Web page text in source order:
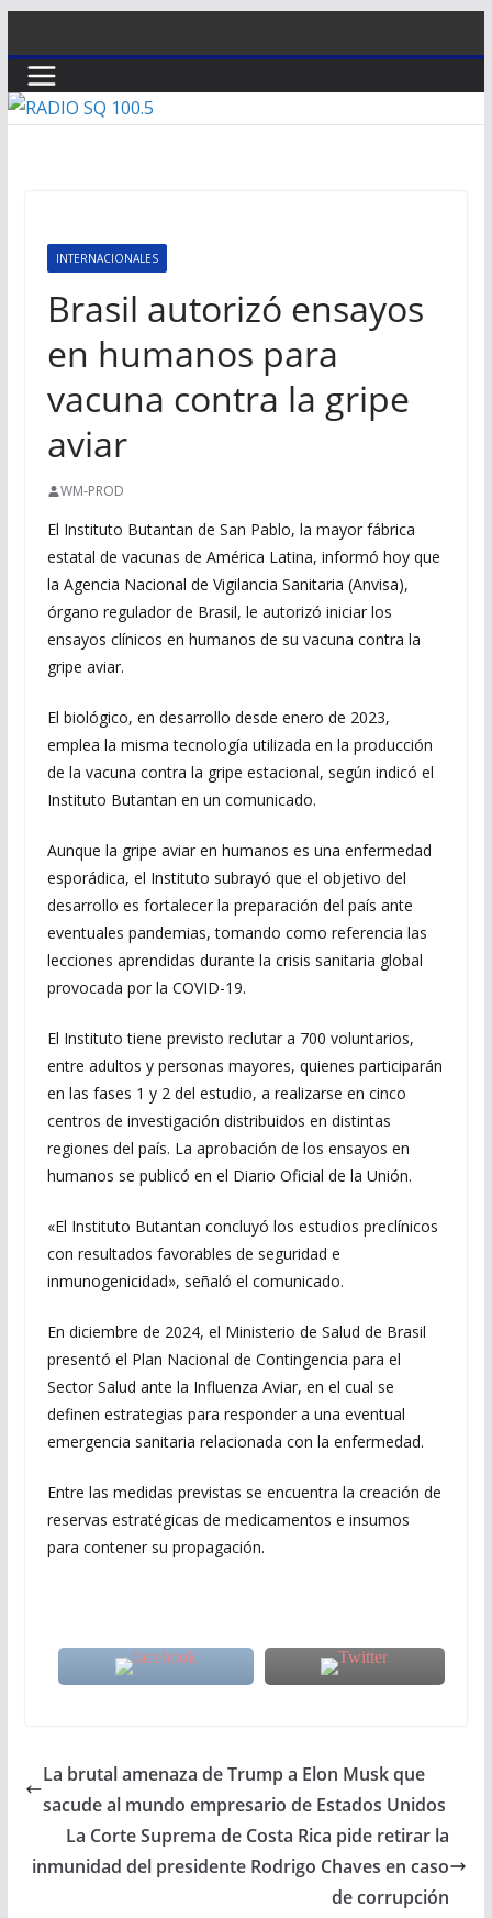
al
contenido
INTERNACIONALES
Brasil autorizó ensayos
en humanos para
vacuna contra la gripe
aviar
WM-PROD
El Instituto Butantan de San Pablo, la mayor fábrica
estatal de vacunas de América Latina, informó hoy que
la Agencia Nacional de Vigilancia Sanitaria (Anvisa),
órgano regulador de Brasil, le autorizó iniciar los
ensayos clínicos en humanos de su vacuna contra la
gripe aviar.
El biológico, en desarrollo desde enero de 2023,
emplea la misma tecnología utilizada en la producción
de la vacuna contra la gripe estacional, según indicó el
Instituto Butantan en un comunicado.
Aunque la gripe aviar en humanos es una enfermedad
esporádica, el Instituto subrayó que el objetivo del
desarrollo es fortalecer la preparación del país ante
eventuales pandemias, tomando como referencia las
lecciones aprendidas durante la crisis sanitaria global
provocada por la COVID-19.
El Instituto tiene previsto reclutar a 700 voluntarios,
entre adultos y personas mayores, quienes participarán
en las fases 1 y 2 del estudio, a realizarse en cinco
centros de investigación distribuidos en distintas
regiones del país. La aprobación de los ensayos en
humanos se publicó en el Diario Oficial de la Unión.
«El Instituto Butantan concluyó los estudios preclínicos
con resultados favorables de seguridad e
inmunogenicidad», señaló el comunicado.
En diciembre de 2024, el Ministerio de Salud de Brasil
presentó el Plan Nacional de Contingencia para el
Sector Salud ante la Influenza Aviar, en el cual se
definen estrategias para responder a una eventual
emergencia sanitaria relacionada con la enfermedad.
Entre las medidas previstas se encuentra la creación de
reservas estratégicas de medicamentos e insumos
para contener su propagación.
La brutal amenaza de Trump a Elon Musk que
sacude al mundo empresario de Estados Unidos
La Corte Suprema de Costa Rica pide retirar la
inmunidad del presidente Rodrigo Chaves en caso
de corrupción